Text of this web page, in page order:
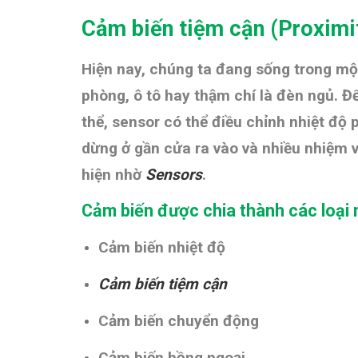
Cảm biến tiệm cận (
Hiện nay, chúng ta đang sống trong
phòng, ô tô hay thậm chí là đèn ngủ.
thể, sensor có thể điều chỉnh nhiệt độ
dừng ở gần cửa ra vào và nhiều
hiện nhờ Sensors.
Cảm biến được chia thành các loại
Cảm biến nhiệt độ
Cảm biến tiệm cận
Cảm biến chuyển động